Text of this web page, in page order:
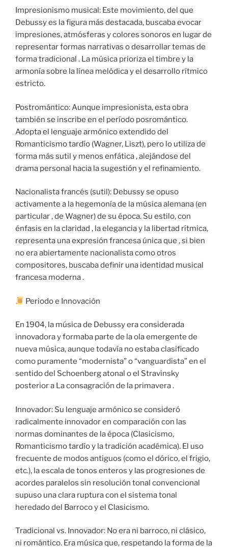
Impresionismo musical: Este movimiento, del que
Debussy es la figura más destacada, buscaba evocar
impresiones, atmósferas y colores sonoros en lugar de
representar formas narrativas o desarrollar temas de
forma tradicional . La música prioriza el timbre y la
armonía sobre la línea melódica y el desarrollo rítmico
estricto.
Postromántico: Aunque impresionista, esta obra
también se inscribe en el período posromántico.
Adopta el lenguaje armónico extendido del
Romanticismo tardío (Wagner, Liszt), pero lo utiliza de
forma más sutil y menos enfática , alejándose del
drama personal hacia la sugestión y el refinamiento.
Nacionalista francés (sutil): Debussy se opuso
activamente a la hegemonía de la música alemana (en
particular , de Wagner) de su época. Su estilo, con
énfasis en la claridad , la elegancia y la libertad rítmica,
representa una expresión francesa única que , si bien
no era abiertamente nacionalista como otros
compositores, buscaba definir una identidad musical
francesa moderna .
Periodo e Innovación
En 1904, la música de Debussy era considerada
innovadora y formaba parte de la ola emergente de
nueva música, aunque todavía no estaba clasificado
como puramente “modernista” o “vanguardista” en el
sentido del Schoenberg atonal o el Stravinsky
posterior a La consagración de la primavera .
Innovador: Su lenguaje armónico se consideró
radicalmente innovador en comparación con las
normas dominantes de la época (Clasicismo,
Romanticismo tardío y la tradición académica). El uso
frecuente de modos antiguos (como el dórico, el frigio,
etc.), la escala de tonos enteros y las progresiones de
acordes paralelos sin resolución tonal convencional
supuso una clara ruptura con el sistema tonal
heredado del Barroco y el Clasicismo.
Tradicional vs. Innovador: No era ni barroco, ni clásico,
ni romántico. Era música que, respetando la forma de la